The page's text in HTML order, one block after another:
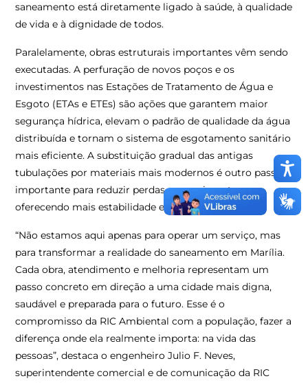
saneamento está diretamente ligado à saúde, à qualidade
de vida e à dignidade de todos.
Paralelamente, obras estruturais importantes vêm sendo
executadas. A perfuração de novos poços e os
investimentos nas Estações de Tratamento de Água e
Esgoto (ETAs e ETEs) são ações que garantem maior
segurança hídrica, elevam o padrão de qualidade da água
distribuída e tornam o sistema de esgotamento sanitário
mais eficiente. A substituição gradual das antigas
tubulações por materiais mais modernos é outro passo
importante para reduzir perdas e rompimentos,
oferecendo mais estabilidade e eficiência à rede.
“Não estamos aqui apenas para operar um serviço, mas
para transformar a realidade do saneamento em Marília.
Cada obra, atendimento e melhoria representam um
passo concreto em direção a uma cidade mais digna,
saudável e preparada para o futuro. Esse é o
compromisso da RIC Ambiental com a população, fazer a
diferença onde ela realmente importa: na vida das
pessoas”, destaca o engenheiro Julio F. Neves,
superintendente comercial e de comunicação da RIC